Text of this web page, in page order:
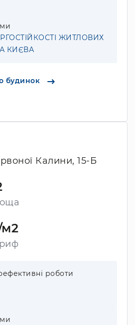
ЖИТЛОВИХ
КИЄВА
будинок
Калини, 15-Б
м2
роботи